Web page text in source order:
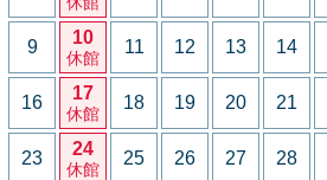
9 10
休館
11 12 13 14
16 17
休館
18 19 20 21
23 24
休館
25 26 27 28